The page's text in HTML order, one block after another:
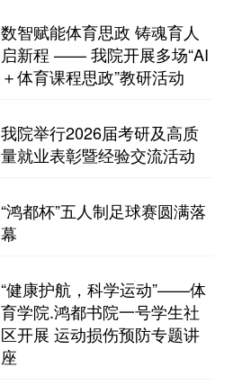
数智赋能体育思政 铸魂育人
启新程 —— 我院开展多场“AI
＋体育课程思政”教研活动
我院举行2026届考研及高质
量就业表彰暨经验交流活动
“鸿都杯”五人制足球赛圆满落
幕
“健康护航，科学运动”——体
育学院.鸿都书院一号学生社
区开展 运动损伤预防专题讲
座